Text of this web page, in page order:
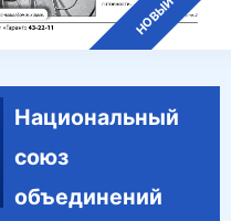
Национальный
союз
объединений